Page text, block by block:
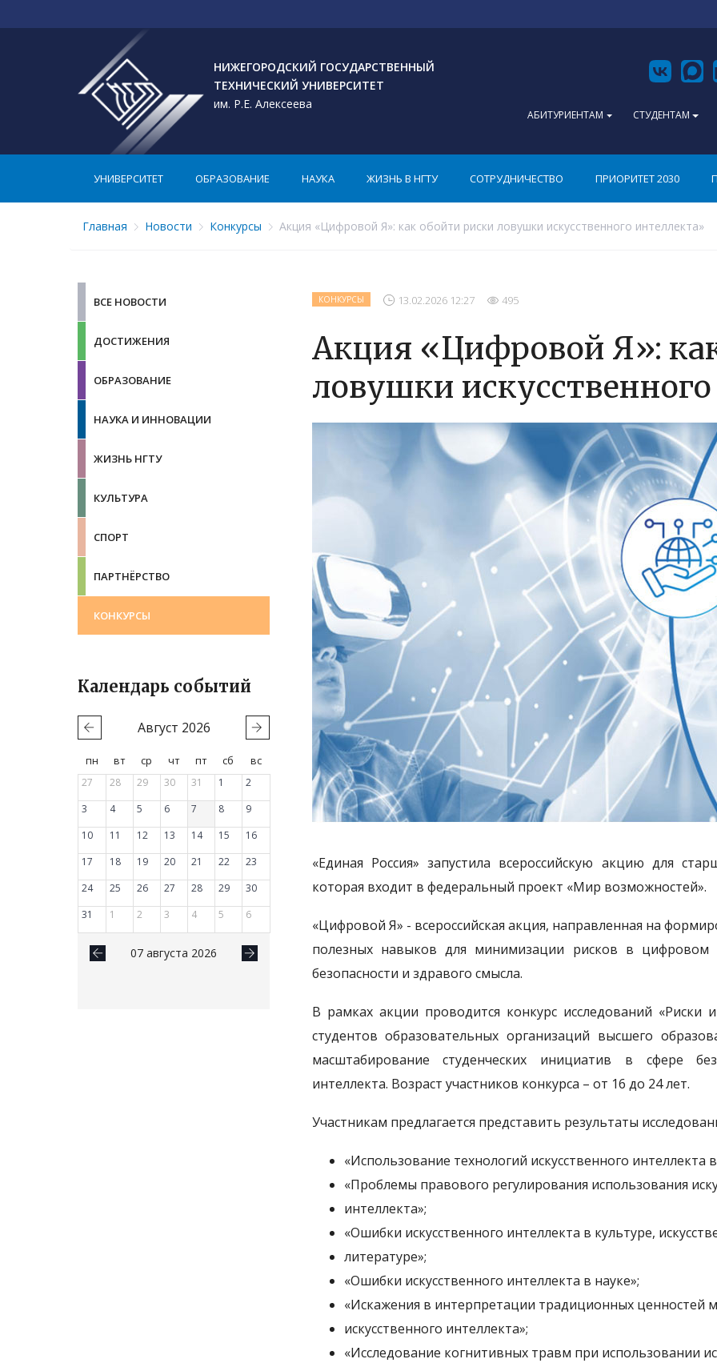
НИЖЕГОРОДСКИЙ ГОСУДАРСТВЕННЫЙ
ТЕХНИЧЕСКИЙ УНИВЕРСИТЕТ
им. Р.Е. Алексеева
АБИТУРИЕНТАМ СТУДЕНТАМ
УНИВЕРСИТЕТ ОБРАЗОВАНИЕ НАУКА ЖИЗНЬ В НГТУ СОТРУДНИЧЕСТВО ПРИОРИТЕТ 2030
Главная Новости Конкурсы Акция «Цифровой Я»: как обойти риски ловушки искусственного интеллекта»
ВСЕ НОВОСТИ
ДОСТИЖЕНИЯ
ОБРАЗОВАНИЕ
НАУКА И ИННОВАЦИИ
ЖИЗНЬ НГТУ
КУЛЬТУРА
СПОРТ
ПАРТНЁРСТВО
КОНКУРСЫ
Календарь событий
Август 2026
пн вт ср чт пт сб
вс
27
28 29 30 31 1
2
3
4 5 6 7 8
9
10
11 12 13 14 15
16
17
18 19 20 21 22
23
24
25 26 27 28 29
30
31
1 2 3 4 5 6
07 августа 2026
КОНКУРСЫ 13.02.2026 12:27 495
Акция «Цифровой Я»:
ловушки
«Единая Россия» запустила всероссийскую акцию для
которая входит в федеральный проект «Мир возможностей».
«Цифровой Я» - всероссийская акция, направленная на
полезных навыков для минимизации рисков в цифровом
безопасности и здравого смысла.
В рамках акции проводится конкурс исследований «Риски
студентов образовательных организаций высшего
масштабирование студенческих инициатив в сфере
интеллекта. Возраст участников конкурса – от 16 до 24 лет.
Участникам предлагается представить результаты
«Использование технологий искусственного интеллекта
«Проблемы правового регулирования использования
интеллекта»;
«Ошибки искусственного интеллекта в культуре,
литературе»;
«Ошибки искусственного интеллекта в науке»;
«Искажения в интерпретации традиционных ценностей
искусственного интеллекта»;
«Исследование когнитивных травм при использовании